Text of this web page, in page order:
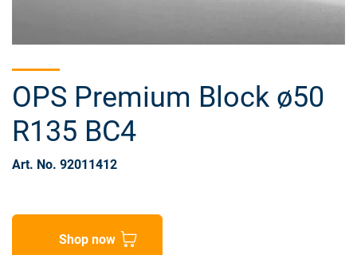
OPS Premium Block ø50
R135 BC4
Art. No. 92011412
Shop now